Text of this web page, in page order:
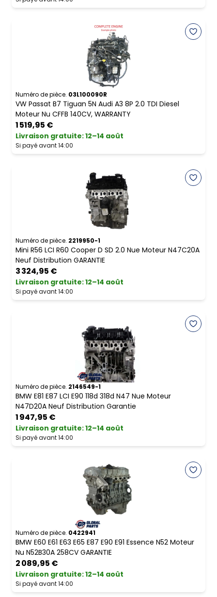
Numéro de pièce. 03L100090R
VW Passat B7 Tiguan 5N Audi A3 8P 2.0 TDI Diesel
Moteur Nu CFFB 140CV, WARRANTY
1 519,95 €
Livraison gratuite:12–14 août
Si payé avant 14:00
Numéro de pièce. 2219950-1
Mini R56 LCI R60 Cooper D SD 2.0 Nue Moteur N47C20A
Neuf Distribution GARANTIE
3 324,95 €
Livraison gratuite:12–14 août
Si payé avant 14:00
Numéro de pièce. 2146549-1
BMW E81 E87 LCI E90 118d 318d N47 Nue Moteur
N47D20A Neuf Distribution Garantie
1 947,95 €
Livraison gratuite:12–14 août
Si payé avant 14:00
Numéro de pièce. 0422941
BMW E60 E61 E63 E65 E87 E90 E91 Essence N52 Moteur
Nu N52B30A 258CV GARANTIE
2 089,95 €
Livraison gratuite:12–14 août
Si payé avant 14:00